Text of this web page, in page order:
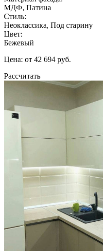
МДФ, Патина
Стиль:
Неоклассика, Под старину
Цвет:
Бежевый
Цена: от 42 694 руб.
Рассчитать